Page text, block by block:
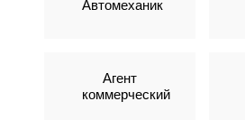
Автомеханик
Агент
коммерческий